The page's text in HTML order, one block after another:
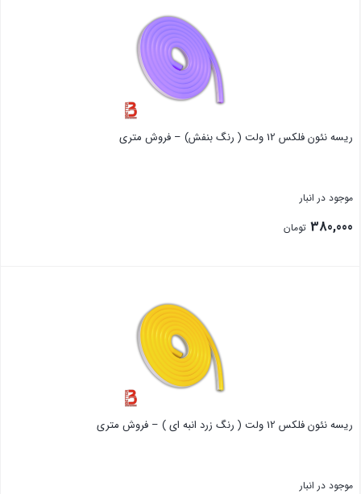
ریسه نئون فلکس 12 ولت ( رنگ بنفش) – فروش متری
موجود در انبار
380,000 تومان
ریسه نئون فلکس 12 ولت ( رنگ زرد انبه ای ) – فروش متری
موجود در انبار